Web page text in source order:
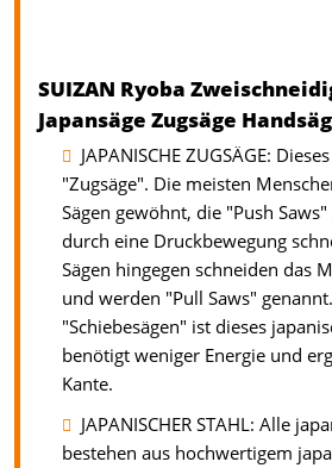
SUIZAN Ryoba
Japansäge Zugsäge
JAPANISCHE ZUGSÄGE:
"Zugsäge". Die meisten
Sägen gewöhnt, die "Push
durch eine Druckbewegung
Sägen hingegen schneiden das
und werden "Pull Saws"
"Schiebesägen" ist dieses
benötigt weniger Energie und
Kante.
JAPANISCHER STAHL: Alle
bestehen aus hochwertigem